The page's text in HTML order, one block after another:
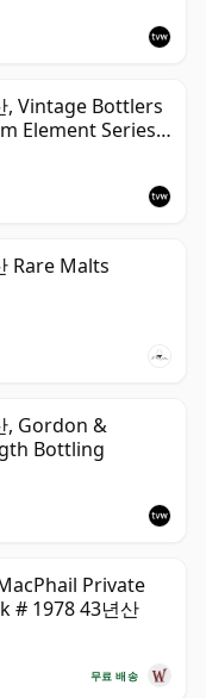
, Vintage Bottlers
Element Series -
Rare Malts
, Gordon &
Bottling
Private
# 1978 43년산
무료 배송